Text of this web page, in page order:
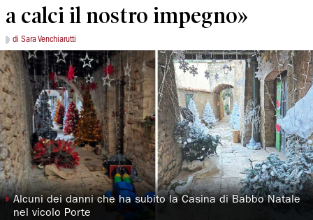
a calci il nostro impegno»
di Sara Venchiarutti
◗Alcuni dei danni che ha subito la Casina di Babbo Natale
nel vicolo Porte